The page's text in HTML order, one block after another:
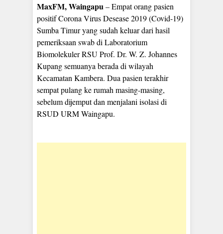
MaxFM, Waingapu– Empat orang pasien
positif Corona Virus Desease 2019 (Covid-19)
Sumba Timur yang sudah keluar dari hasil
pemeriksaan swab di Laboratorium
Biomolekuler RSU Prof. Dr. W. Z. Johannes
Kupang semuanya berada di wilayah
Kecamatan Kambera. Dua pasien terakhir
sempat pulang ke rumah masing-masing,
sebelum dijemput dan menjalani isolasi di
RSUD URM Waingapu.